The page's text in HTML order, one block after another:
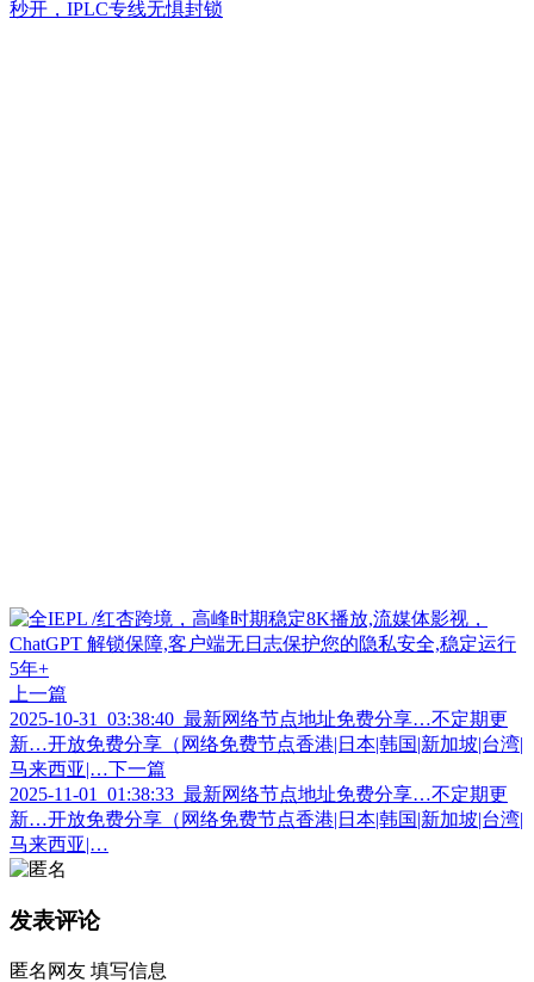
上一篇
2025-10-31_03:38:40_最新网络节点地址免费分享…不定期更
新…开放免费分享（网络免费节点香港|日本|韩国|新加坡|台湾|
马来西亚|… 下一篇
2025-11-01_01:38:33_最新网络节点地址免费分享…不定期更
新…开放免费分享（网络免费节点香港|日本|韩国|新加坡|台湾|
马来西亚|…
发表评论
匿名网友 填写信息